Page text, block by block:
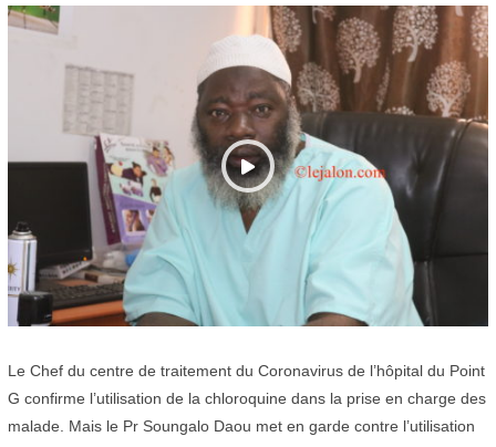
2
0
2
0
Le Chef du centre de traitement du Coronavirus de l’hôpital du Point
G confirme l’utilisation de la chloroquine dans la prise en charge des
malade. Mais le Pr Soungalo Daou met en garde contre l’utilisation